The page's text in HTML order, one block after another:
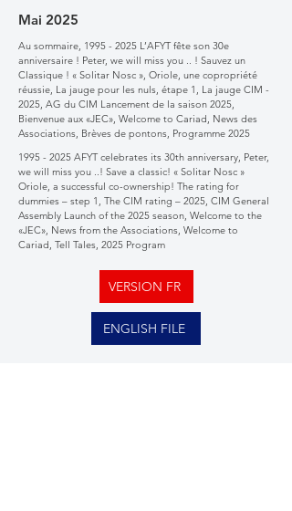
Mai 2025
Au sommaire, 1995 - 2025 L’AFYT fête son 30e
anniversaire ! Peter, we will miss you .. ! Sauvez un
Classique ! « Solitar Nosc », Oriole, une copropriété
réussie, La jauge pour les nuls, étape 1, La jauge CIM -
2025, AG du CIM Lancement de la saison 2025,
Bienvenue aux «JEC», Welcome to Cariad, News des
Associations, Brèves de pontons, Programme 2025
1995 - 2025 AFYT celebrates its 30th anniversary, Peter,
we will miss you ..! Save a classic! « Solitar Nosc »
Oriole, a successful co-ownership! The rating for
dummies – step 1, The CIM rating – 2025, CIM General
Assembly Launch of the 2025 season, Welcome to the
«JEC», News from the Associations, Welcome to
Cariad, Tell Tales, 2025 Program
VERSION FR
ENGLISH FILE